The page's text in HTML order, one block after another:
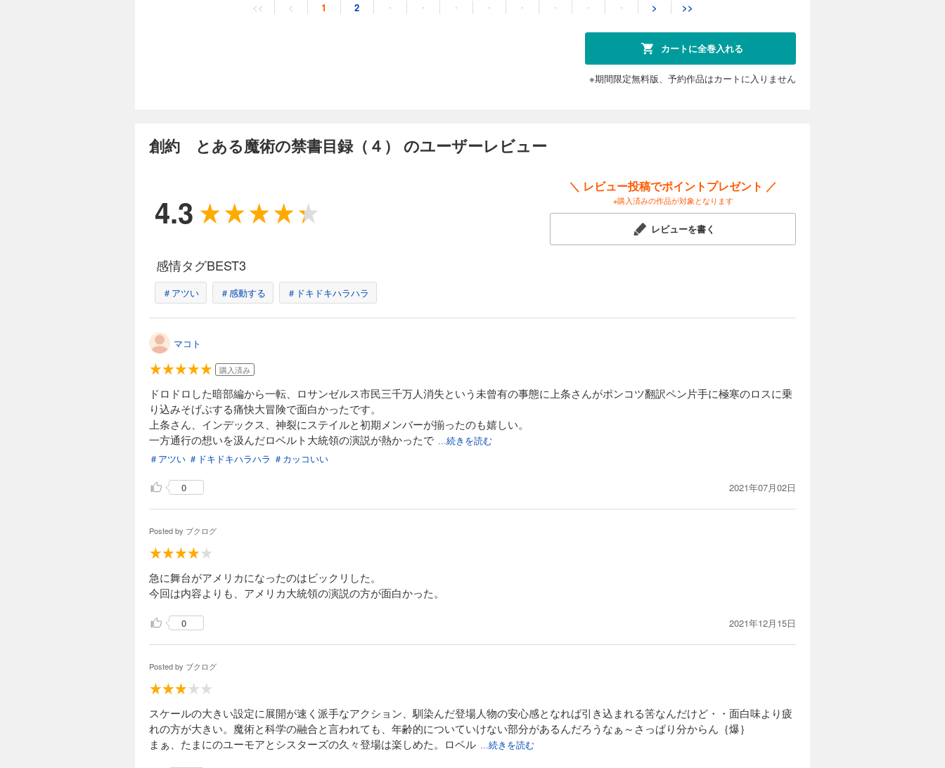
上条当麻は、アリスを救うために、ただ立ち尽くしていた。 しかし、彼の命という命、すべての灯火は完全に
て。 虚無。何もない空間。上条が目覚めたそこは、彼自身が打ち消してきた『幻想』そのもので――。 そこに
降り立つ一人の女性、アンナ＝キングスフォード。しかしどうやってこんな場所まで？ 驚く上条はとある提案を
実に、彼を知る者たちは現実を受け入れることができない。 インデックスは寮の鍵をかけながら、もう帰ること
のない主を想い、御坂美琴と食蜂操祈も、喪服の襟を正しながら、その死を未だ信じられずにいた。 吹寄制理、
創約 とある魔術の禁書目録（１３）
学園都市に降り続く赤い雪。それは、終末への序曲だった。 アレイスターを打ち破った大悪魔コロンゾンは究
極の破壊魔術『アディカリカ』を起動し、世界を破滅へ導こうとしていた。 事態を察知したイギリス清教の神裂
火織、五和たちは一斉に学園都市へ侵攻、魔術サイドと科学サイドが全面衝突する最悪のシナリオが進んでしま
う。 破滅の連鎖を止めるため、上条が一方通行や木原脳幹、アリスや『超絶者』たちと作戦会議を行う中、さら
なる援軍――浜面に滝壺、ダイアン・フォーチュンまで助太刀に来てくれる。 上条当麻は立ち上がる。『白い少
今度はこっちの番だ。 瀕死状態の上条だが、彼の目には闘志の炎が燃え上がる。大悪魔コロンゾンを完全に打
ち倒すため、ツンツン頭の少年は再び拳を握る。 しかし、大悪魔コロンゾンにはまだいくつも切り札があった。
そう、世界の破滅は学園都市の中にいなくとも起こせるのだから……。 あと一歩が足りない上条の元に、仲間が
集ってくる。インデックスと御坂美琴、滝壺理后、イギリス清教、アンナ＝シュプレンゲルにアリスら超絶者た
創約 とある魔術の禁書目録（１５）
924円 (税込)
試し読み
<< < 1 2 ・ ・ ・ ・ ・ ・ ・ ・ > >>
カートに全巻入れる
※期間限定無料版、予約作品はカートに入りません
創約 とある魔術の禁書目録（４） のユーザーレビュー
4.3
＼ レビュー投稿でポイントプレゼント ／
※購入済みの作品が対象となります
レビューを書く
感情タグBEST3
＃アツい ＃感動する ＃ドキドキハラハラ
マコト
購入済み
ドロドロした暗部編から一転、ロサンゼルス市民三千万人消失という未曾有の事態に上条さんがポンコツ翻訳ペン片手に極寒のロスに乗
り込みそげぶする痛快大冒険で面白かったです。
上条さん、インデックス、神裂にステイルと初期メンバーが揃ったのも嬉しい。
一方通行の想いを汲んだロベルト大統領の演説が熱かったで ...続きを読む
＃アツい ＃ドキドキハラハラ ＃カッコいい
0 2021年07月02日
Posted by ブクログ
急に舞台がアメリカになったのはビックリした。
今回は内容よりも、アメリカ大統領の演説の方が面白かった。
0 2021年12月15日
Posted by ブクログ
スケールの大きい設定に展開が速く派手なアクション、馴染んだ登場人物の安心感となれば引き込まれる筈なんだけど・・面白味より疲
れの方が大きい。魔術と科学の融合と言われても、年齢的についていけない部分があるんだろうなぁ～さっぱり分からん｛爆｝
まぁ、たまにのユーモアとシスターズの久々登場は楽しめた。ロベル ...続きを読む